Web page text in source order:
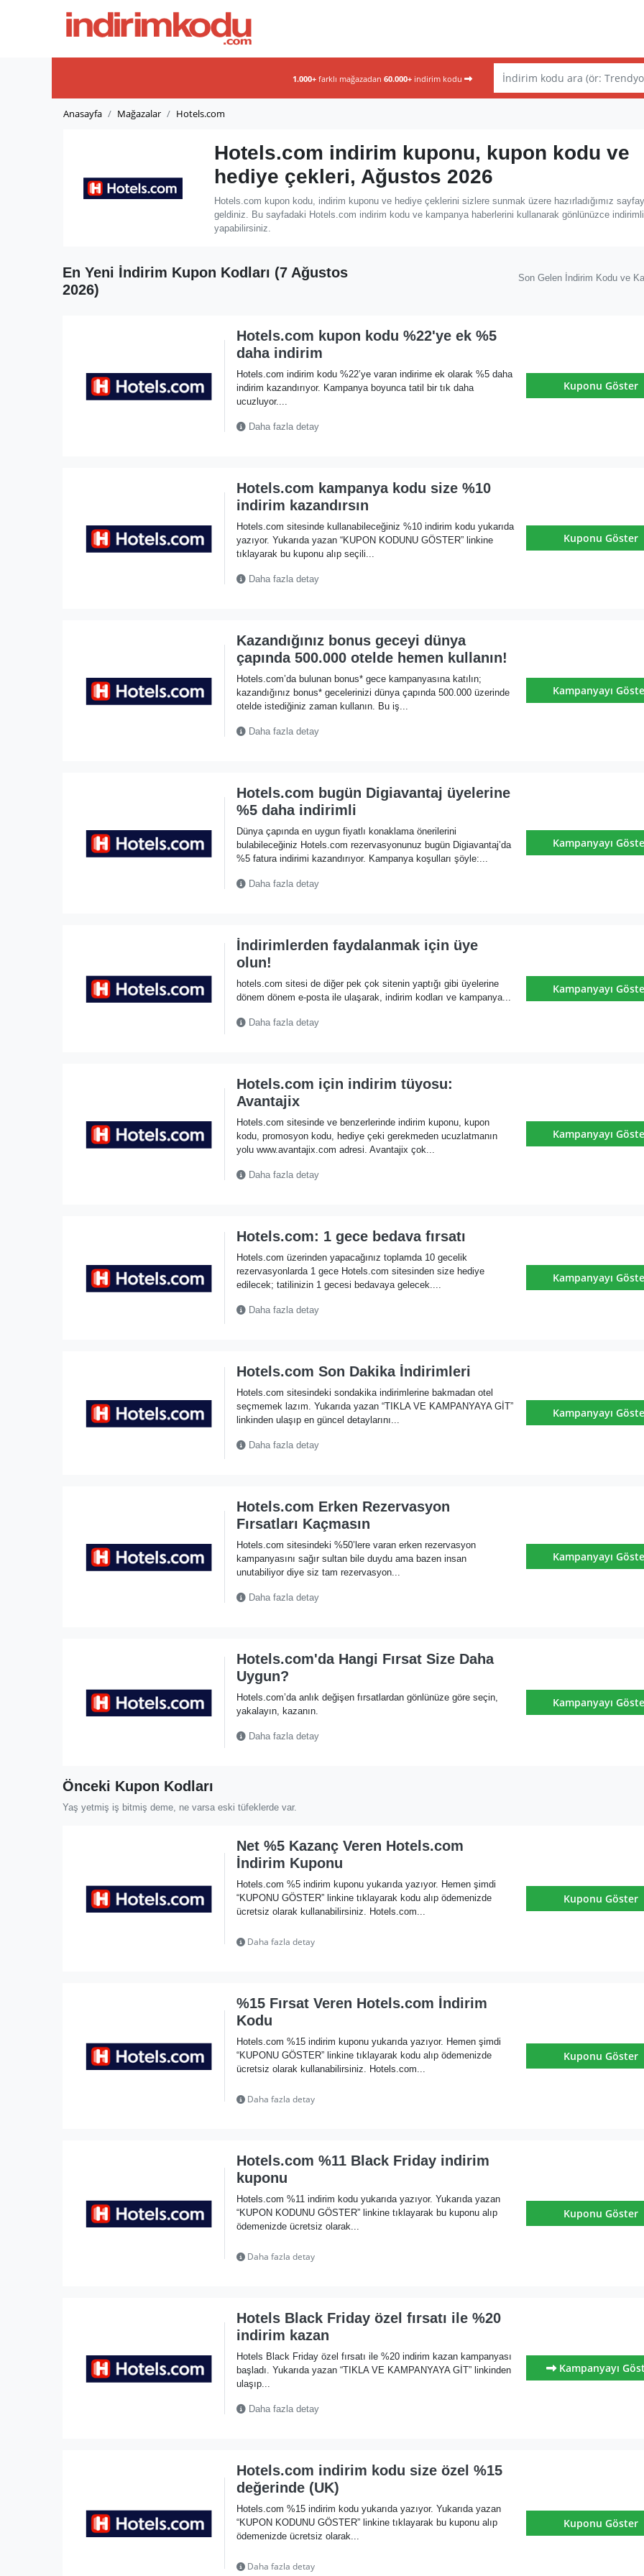
1.000+ farklı mağazadan 60.000+ indirim kodu
Anasayfa Mağazalar Hotels.com
Hotels.com indirim kuponu, kupon kodu ve
hediye çekleri, Ağustos 2026
Hotels.com kupon kodu, indirim kuponu ve hediye çeklerini sizlere sunmak üzere hazırladığımız
geldiniz. Bu sayfadaki Hotels.com indirim kodu ve kampanya haberlerini kullanarak gönlünüzce
yapabilirsiniz.
En Yeni İndirim Kupon Kodları (7 Ağustos
2026)
Son Gelen İndirim Kodu ve
Hotels.com kupon kodu %22'ye ek %5
daha indirim
Hotels.com indirim kodu %22’ye varan indirime ek olarak %5 daha
indirim kazandırıyor. Kampanya boyunca tatil bir tık daha
ucuzluyor....
Daha fazla detay
Kuponu Göster
Hotels.com kampanya kodu size %10
indirim kazandırsın
Hotels.com sitesinde kullanabileceğiniz %10 indirim kodu yukarıda
yazıyor. Yukarıda yazan “KUPON KODUNU GÖSTER” linkine
tıklayarak bu kuponu alıp seçili...
Daha fazla detay
Kuponu Göster
Kazandığınız bonus geceyi dünya
çapında 500.000 otelde hemen kullanın!
Hotels.com’da bulunan bonus* gece kampanyasına katılın;
kazandığınız bonus* gecelerinizi dünya çapında 500.000 üzerinde
otelde istediğiniz zaman kullanın. Bu iş...
Daha fazla detay
Kampanyayı
Hotels.com bugün Digiavantaj üyelerine
%5 daha indirimli
Dünya çapında en uygun fiyatlı konaklama önerilerini
bulabileceğiniz Hotels.com rezervasyonunuz bugün Digiavantaj’da
%5 fatura indirimi kazandırıyor. Kampanya koşulları şöyle:...
Daha fazla detay
Kampanyayı
İndirimlerden faydalanmak için üye
olun!
hotels.com sitesi de diğer pek çok sitenin yaptığı gibi üyelerine
dönem dönem e-posta ile ulaşarak, indirim kodları ve kampanya...
Daha fazla detay
Kampanyayı
Hotels.com için indirim tüyosu:
Avantajix
Hotels.com sitesinde ve benzerlerinde indirim kuponu, kupon
kodu, promosyon kodu, hediye çeki gerekmeden ucuzlatmanın
yolu www.avantajix.com adresi. Avantajix çok...
Daha fazla detay
Kampanyayı
Hotels.com: 1 gece bedava fırsatı
Hotels.com üzerinden yapacağınız toplamda 10 gecelik
rezervasyonlarda 1 gece Hotels.com sitesinden size hediye
edilecek; tatilinizin 1 gecesi bedavaya gelecek....
Daha fazla detay
Kampanyayı
Hotels.com Son Dakika İndirimleri
Hotels.com sitesindeki sondakika indirimlerine bakmadan otel
seçmemek lazım. Yukarıda yazan “TIKLA VE KAMPANYAYA GİT”
linkinden ulaşıp en güncel detaylarını...
Daha fazla detay
Kampanyayı
Hotels.com Erken Rezervasyon
Fırsatları Kaçmasın
Hotels.com sitesindeki %50’lere varan erken rezervasyon
kampanyasını sağır sultan bile duydu ama bazen insan
unutabiliyor diye siz tam rezervasyon...
Daha fazla detay
Kampanyayı
Hotels.com'da Hangi Fırsat Size Daha
Uygun?
Hotels.com’da anlık değişen fırsatlardan gönlünüze göre seçin,
yakalayın, kazanın.
Daha fazla detay
Kampanyayı
Önceki Kupon Kodları
Yaş yetmiş iş bitmiş deme, ne varsa eski tüfeklerde var.
Net %5 Kazanç Veren Hotels.com
İndirim Kuponu
Hotels.com %5 indirim kuponu yukarıda yazıyor. Hemen şimdi
“KUPONU GÖSTER” linkine tıklayarak kodu alıp ödemenizde
ücretsiz olarak kullanabilirsiniz. Hotels.com...
Daha fazla detay
Kuponu Göster
%15 Fırsat Veren Hotels.com İndirim
Kodu
Hotels.com %15 indirim kuponu yukarıda yazıyor. Hemen şimdi
“KUPONU GÖSTER” linkine tıklayarak kodu alıp ödemenizde
ücretsiz olarak kullanabilirsiniz. Hotels.com...
Daha fazla detay
Kuponu Göster
Hotels.com %11 Black Friday indirim
kuponu
Hotels.com %11 indirim kodu yukarıda yazıyor. Yukarıda yazan
“KUPON KODUNU GÖSTER” linkine tıklayarak bu kuponu alıp
ödemenizde ücretsiz olarak...
Daha fazla detay
Kuponu Göster
Hotels Black Friday özel fırsatı ile %20
indirim kazan
Hotels Black Friday özel fırsatı ile %20 indirim kazan kampanyası
başladı. Yukarıda yazan “TIKLA VE KAMPANYAYA GİT” linkinden
ulaşıp...
Daha fazla detay
Kampanyayı
Hotels.com indirim kodu size özel %15
değerinde (UK)
Hotels.com %15 indirim kodu yukarıda yazıyor. Yukarıda yazan
“KUPON KODUNU GÖSTER” linkine tıklayarak bu kuponu alıp
ödemenizde ücretsiz olarak...
Daha fazla detay
Kuponu Göster